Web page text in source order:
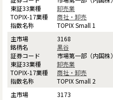
卸売業
商社・卸売
TOPIX Small 1
3168
黒谷
市場第一部（内国株）
卸売業
商社・卸売
TOPIX Small 2
3173